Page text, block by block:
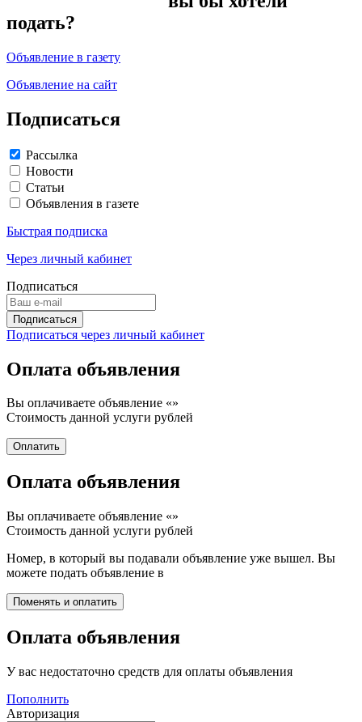
подать?
Объявление в газету
Объявление на сайт
Подписаться
Рассылка
Новости
Статьи
Объявления в газете
Быстрая подписка
Через личный кабинет
Подписаться
Подписаться через личный кабинет
Оплата объявления
Вы оплачиваете объявление «»
Стоимость данной услуги рублей
Оплата объявления
Вы оплачиваете объявление «»
Стоимость данной услуги рублей
Номер, в который вы подавали объявление уже вышел. Вы
можете подать объявление в
Оплата объявления
У вас недостаточно средств для оплаты объявления
Пополнить
Авторизация